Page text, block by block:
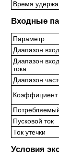
Время
Входные
Параметр
Диапазон
Диапазон
тока
Диапазон
Пусковой ток
Ток утечки
Условия